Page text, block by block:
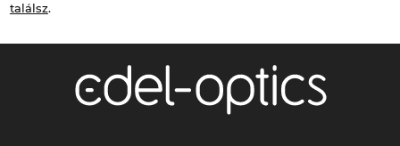
találsz.